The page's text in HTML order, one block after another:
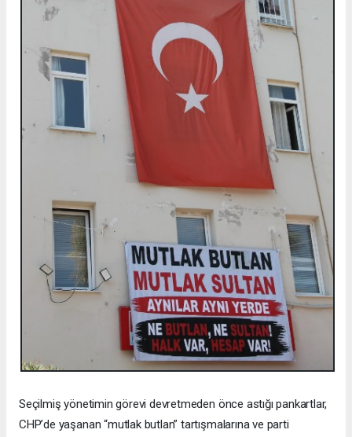
Seçilmiş yönetimin görevi devretmeden önce astığı pankartlar,
CHP’de yaşanan “mutlak butlan” tartışmalarına ve parti